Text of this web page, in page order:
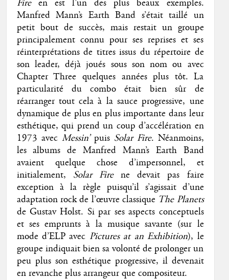
Fireen est l’un des plus beaux exemples.
Manfred Mann’s Earth Band s’était taillé un
petit bout de succès, mais restait un groupe
principalement connu pour ses reprises et ses
réinterprétations de titres issus du répertoire de
son leader, déjà joués sous son nom ou avec
Chapter Three quelques années plus tôt. La
particularité du combo était bien sûr de
réarranger tout cela à la sauce progressive, une
dynamique de plus en plus importante dans leur
esthétique, qui prend un coup d’accélération en
1973 avec Messin’ puis Solar Fire. Néanmoins,
les albums de Manfred Mann’s Earth Band
avaient quelque chose d’impersonnel, et
initialement, Solar Firene devait pas faire
exception à la règle puisqu’il s’agissait d’une
adaptation rock de l’œuvre classique The Planets
de Gustav Holst. Si par ses aspects conceptuels
et ses emprunts à la musique savante (sur le
mode d’ELP avec Pictures at an Exhibition), le
groupe indiquait bien sa volonté de prolonger un
peu plus son esthétique progressive, il devenait
en revanche plus arrangeur que compositeur.